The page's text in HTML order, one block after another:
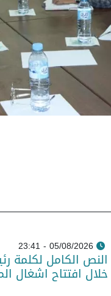
05/08/2026 - 23:41
النص الكامل لكلمة
خلال افتتاح اشغال